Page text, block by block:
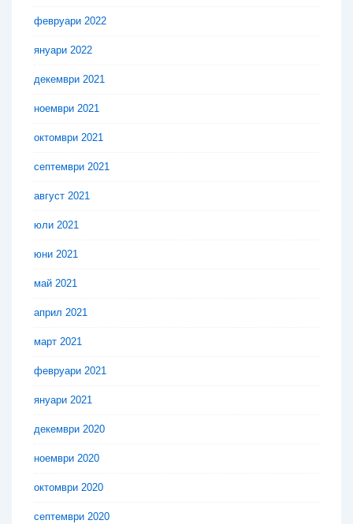
февруари 2022
януари 2022
декември 2021
ноември 2021
октомври 2021
септември 2021
август 2021
юли 2021
юни 2021
май 2021
април 2021
март 2021
февруари 2021
януари 2021
декември 2020
ноември 2020
октомври 2020
септември 2020